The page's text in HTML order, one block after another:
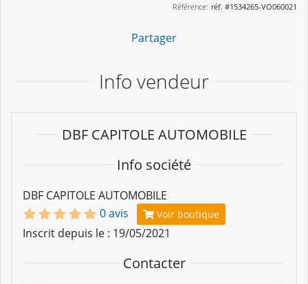
Référence: réf. #1534265-VO060021
Partager
Info vendeur
DBF CAPITOLE AUTOMOBILE
Info société
DBF CAPITOLE AUTOMOBILE
0 avis
Voir boutique
Inscrit depuis le : 19/05/2021
Contacter